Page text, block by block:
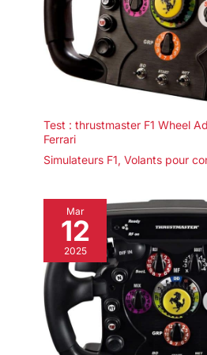
Test : thrustmaster F1 Wheel
Ferrari
Simulateurs F1, Volants pour
Mar
12
2025